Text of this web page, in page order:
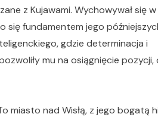
z Kujawami. Wychowywał się w
się fundamentem jego
gdzie determinacja i
mu na osiągnięcie pozycji,
miasto nad Wisłą, z jego bogatą